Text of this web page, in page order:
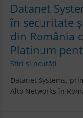
Datanet
în securitate
din România
Platinum
Știri și noutăți
Datanet Systems,
Alto Networks în